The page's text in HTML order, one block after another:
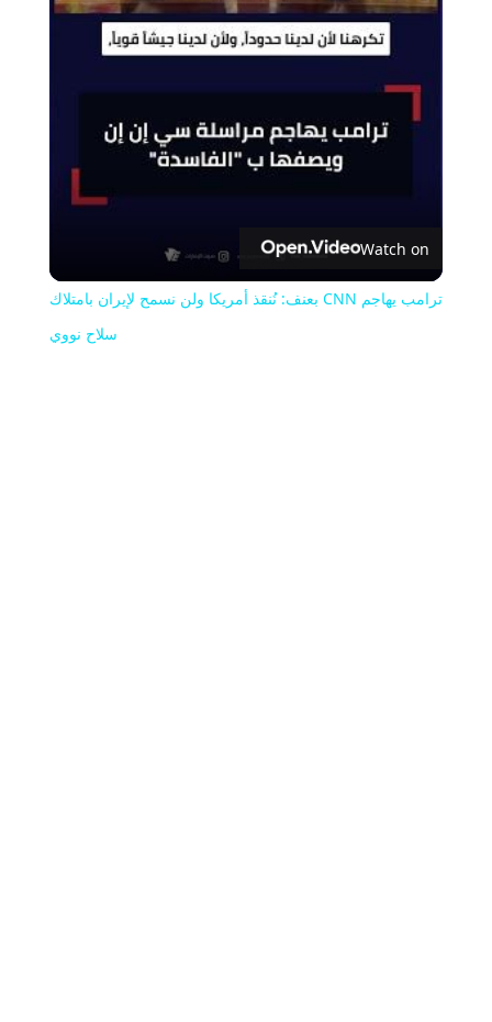
Video
Watch on
ترامب يهاجم CNN بعنف: نُنقذ أمريكا ولن نسمح لإيران بامتلاك
سلاح نووي